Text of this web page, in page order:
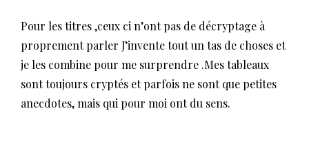
Pour les titres ,ceux ci n’ont pas de décryptage à
proprement parler J’invente tout un tas de choses et
je les combine pour me surprendre .Mes tableaux
sont toujours cryptés et parfois ne sont que petites
anecdotes, mais qui pour moi ont du sens.